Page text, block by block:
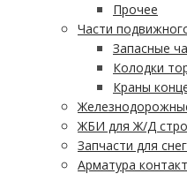
Прочее
Части
Запасные
Колодки
Краны
ЖБИ для Ж/Д
Запчасти для
Арматура